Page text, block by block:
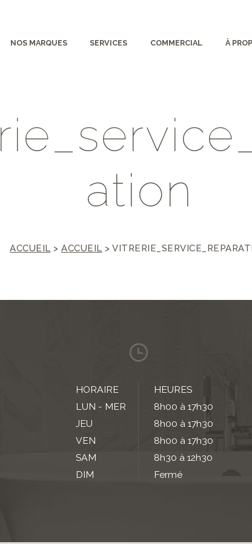
NOS MARQUES SERVICES COMMERCIAL À
rie service
ation
ACCUEIL >ACCUEIL >
HORAIRE
HEURES
LUN - MER
8h00 à 17h30
JEU
8h00 à 17h30
VEN
8h00 à 17h30
SAM
8h30 à 12h30
DIM
Fermé